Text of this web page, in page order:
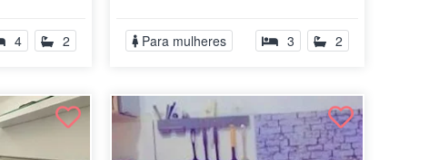
4 2
ambiente...
Para mulheres 3 2